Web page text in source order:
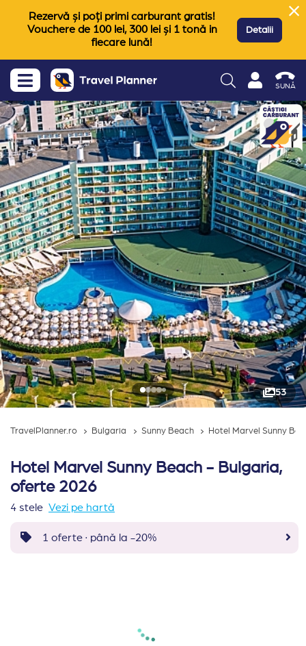
Rezervă și poți primi carburant gratis!
Vouchere de 100 lei, 300 lei și 1 tonă in
fiecare lună!
Detalii
SUNĂ
53
TravelPlanner.ro Bulgaria Sunny Beach Hotel Marvel Sunny
Hotel Marvel Sunny Beach - Bulgaria,
oferte 2026
4 stele Vezi pe hartă
1 oferte · până la -20%